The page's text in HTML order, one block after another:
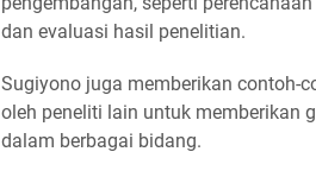
dan evaluasi hasil penelitian.
Sugiyono juga memberikan contoh-
oleh peneliti lain untuk memberikan
dalam berbagai bidang.